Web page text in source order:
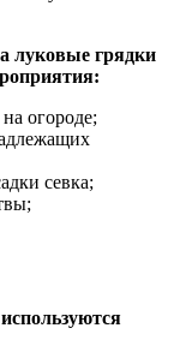
луковые грядки
огороде;
севка;